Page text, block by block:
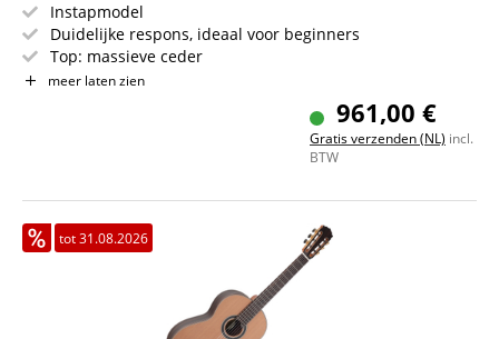
Instapmodel
Duidelijke respons, ideaal voor beginners
Top: massieve ceder
Achterkant & zijkanten: massief mahonie
Stevige lichtkoffer voor concertgitaar
meer laten zien
961,00 €
Gratis verzenden (NL) incl.
BTW
tot 31.08.2026